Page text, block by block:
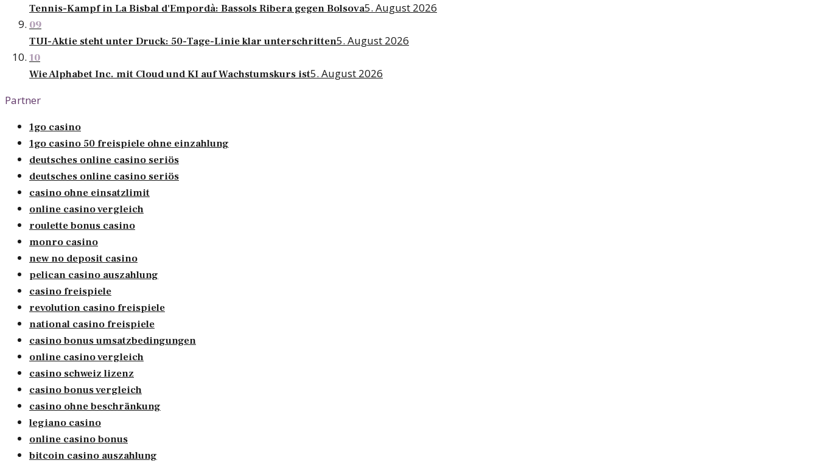
Tennis-Kampf in La Bisbal d'Empordà: Bassols Ribera gegen Bolsova5. August 2026
09
TUI-Aktie steht unter Druck: 50-Tage-Linie klar unterschritten5. August 2026
10
Wie Alphabet Inc. mit Cloud und KI auf Wachstumskurs ist5. August 2026
Partner
1go casino
1go casino 50 freispiele ohne einzahlung
deutsches online casino seriös
deutsches online casino seriös
casino ohne einsatzlimit
online casino vergleich
roulette bonus casino
monro casino
new no deposit casino
pelican casino auszahlung
casino freispiele
revolution casino freispiele
national casino freispiele
casino bonus umsatzbedingungen
online casino vergleich
casino schweiz lizenz
casino bonus vergleich
casino ohne beschränkung
legiano casino
online casino bonus
bitcoin casino auszahlung